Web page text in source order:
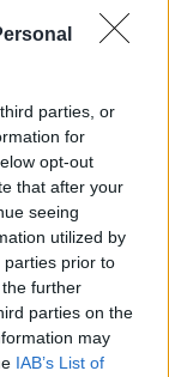
parties, or
for
opt-out
that after your
seeing
utilized by
parties prior to
further
parties on the
may
IAB’s List of
ΚΑΘΑΡΟΣ
ΚΑΘΑΡΟΣ